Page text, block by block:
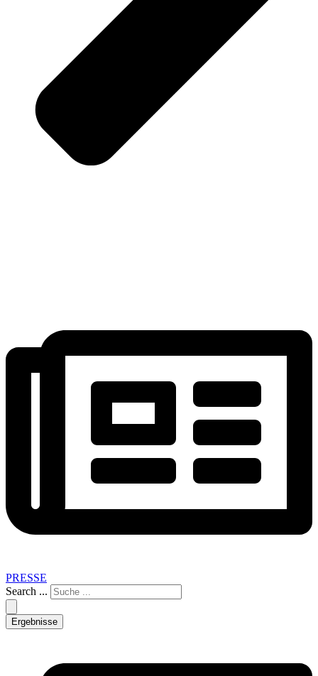
PRESSE
Search ...
Ergebnisse